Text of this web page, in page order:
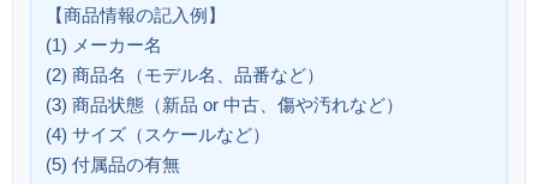
【商品情報の記入例】
(1) メーカー名
(2) 商品名（モデル名、品番など）
(3) 商品状態（新品 or 中古、傷や汚れなど）
(4) サイズ（スケールなど）
(5) 付属品の有無